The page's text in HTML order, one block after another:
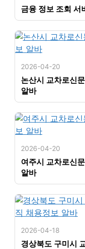
금융 정보 조회 서
2026-04-20
논산시 교차로신
알바
2026-04-20
여주시 교차로신
알바
2026-04-18
경상북도 구미시